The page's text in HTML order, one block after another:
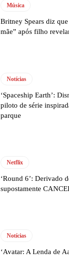
Música
Britney Spears diz
mãe” após filho
Notícias
‘Spaceship Earth’:
piloto de série
parque
Netflix
‘Round 6’: Derivado
supostamente
Notícias
‘Avatar: A Lenda de